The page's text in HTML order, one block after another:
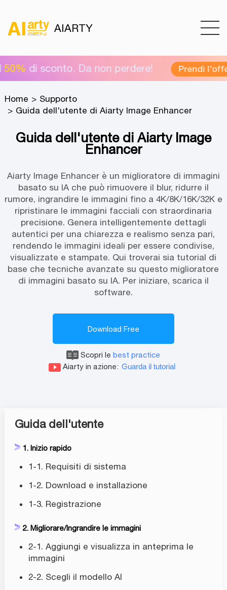
AIARTY
Da non perdere! Prendi l'offerta ora >
Home
Supporto
Guida dell'utente di Aiarty Image Enhancer
Guida dell'utente di Aiarty Image
Enhancer
Aiarty Image Enhancer è un miglioratore di immagini
basato su IA che può rimuovere il blur, ridurre il
rumore, ingrandire le immagini fino a 4K/8K/16K/32K e
ripristinare le immagini facciali con straordinaria
precisione. Genera intelligentemente dettagli
autentici per una chiarezza e realismo senza pari,
rendendo le immagini ideali per essere condivise,
visualizzate e stampate. Qui troverai sia tutorial di
base che tecniche avanzate su questo miglioratore
di immagini basato su IA. Per iniziare, scarica il
software.
Download Free
Scopri lebest practice
Aiarty in azione: Guarda il tutorial
Guida dell'utente
1. Inizio rapido
1-1. Requisiti di sistema
1-2. Download e installazione
1-3. Registrazione
2. Migliorare/Ingrandire le immagini
2-1. Aggiungi e visualizza in anteprima le
immagini
2-2. Scegli il modello AI